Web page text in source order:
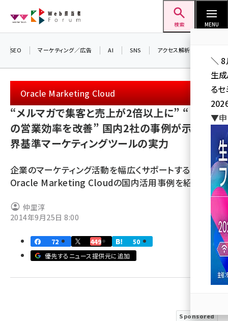
ン
検索 MENU
seo (3526)
ai (2807)
note (2312)
セミナー (2307)
z世代 (1622)
llmo (1163)
SEO マーケティング／広告 AI SNS アクセス解析／データ分析
Oracle Marketing Cloud
“メルマガで集客と売上が2倍以上に” “BtoB
の営業効率を改善” 国内2社の事例が示す世
界基準マーケティングツールの実力
企業のマーケティング活動を幅広くサポートする
Oracle Marketing Cloudの国内活用事例を紹介
仲里淳
2014年9月25日 8:00
72 449
50
優先するニュース提供元に追加
Sponsored
＼ 8
生
る
▼申